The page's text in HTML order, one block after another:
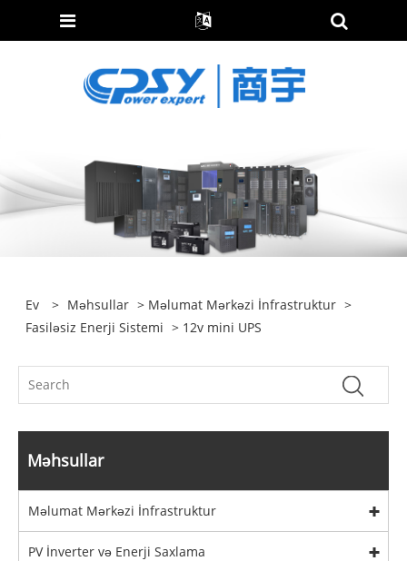
Ev > Məhsullar > Məlumat Mərkəzi İnfrastruktur >
Fasiləsiz Enerji Sistemi > 12v mini UPS
Məhsullar
Məlumat Mərkəzi İnfrastruktur
PV İnverter və Enerji Saxlama